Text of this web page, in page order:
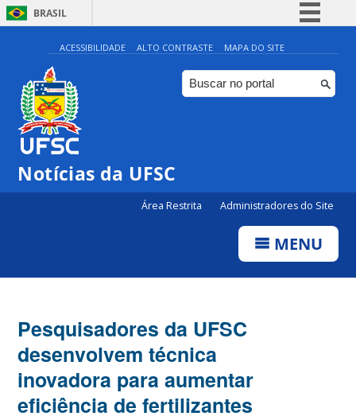
BRASIL
Simplifique!
Comunica BR
Participe
ACESSIBILIDADE ALTO CONTRASTE MAPA DO SITE
Notícias da UFSC
Área Restrita Administradores do Site
MENU
Pesquisadores da UFSC
desenvolvem técnica
inovadora para aumentar
eficiência de fertilizantes